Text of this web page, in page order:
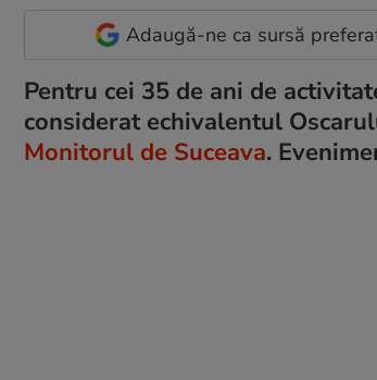
Adaugă-ne ca sursă
Pentru cei 35 de ani de
considerat echivalentul
Monitorul de Suceava.